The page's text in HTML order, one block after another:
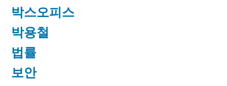
박스오피스
박용철
법률
보안